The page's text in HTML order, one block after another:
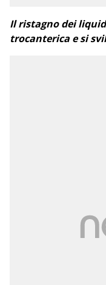
Il ristagno dei
trocanterica e si